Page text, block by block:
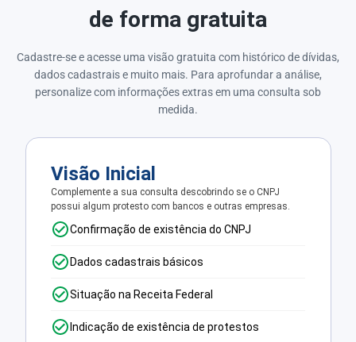
de forma gratuita
Cadastre-se e acesse uma visão gratuita com histórico de dívidas,
dados cadastrais e muito mais. Para aprofundar a análise,
personalize com informações extras em uma consulta sob
medida.
Visão Inicial
Complemente a sua consulta descobrindo se o CNPJ
possui algum protesto com bancos e outras empresas.
Confirmação de existência do CNPJ
Dados cadastrais básicos
Situação na Receita Federal
Indicação de existência de protestos